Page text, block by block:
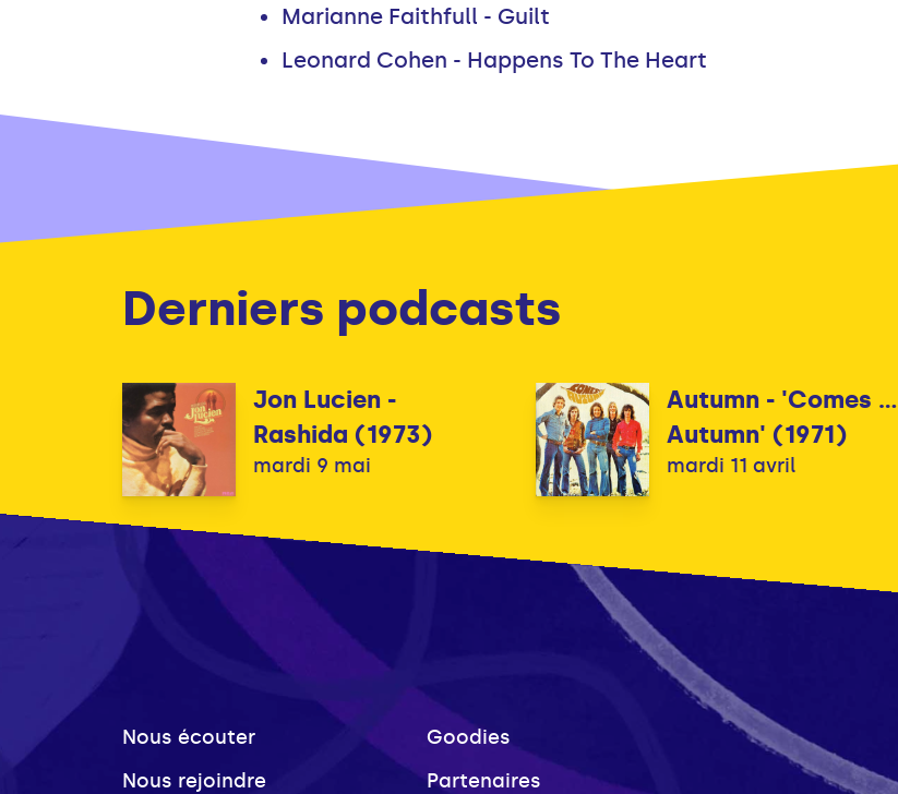
Marianne Faithfull - Guilt
Leonard Cohen - Happens To The Heart
Derniers podcasts
Jon Lucien -
Rashida (1973)
mardi 9 mai
Autumn - 'Comes ...
Autumn' (1971)
mardi 11 avril
Nous écouter
Nous rejoindre
Goodies
Partenaires